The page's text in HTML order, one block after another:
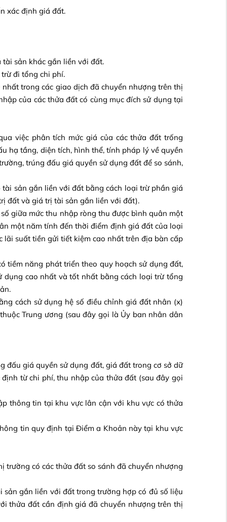
xác định giá đất.
sản khác gắn liền với đất.
đi tổng chi phí.
trong các giao dịch đã chuyển nhượng trên thị
của các thửa đất có cùng mục đích sử dụng tại
việc phân tích mức giá của các thửa đất trống
hạ tầng, diện tích, hình thể, tính pháp lý về quyền
trúng đấu giá quyền sử dụng đất để so sánh,
sản gắn liền với đất bằng cách loại trừ phần giá
đất và giá trị tài sản gắn liền với đất).
giữa mức thu nhập ròng thu được bình quân một
một năm tính đến thời điểm định giá đất của loại
suất tiền gửi tiết kiệm cao nhất trên địa bàn cấp
tiềm năng phát triển theo quy hoạch sử dụng đất,
dụng cao nhất và tốt nhất bằng cách loại trừ tổng
cách sử dụng hệ số điều chỉnh giá đất nhân (x)
Trung ương (sau đây gọi là Ủy ban nhân dân
đấu giá quyền sử dụng đất, giá đất trong cơ sở dữ
từ chi phí, thu nhập của thửa đất (sau đây gọi
thông tin tại khu vực lân cận với khu vực có thửa
tin quy định tại Điểm a Khoản này tại khu vực
có các thửa đất so sánh đã chuyển nhượng
gắn liền với đất trong trường hợp có đủ số liệu
thửa đất cần định giá đã chuyển nhượng trên thị